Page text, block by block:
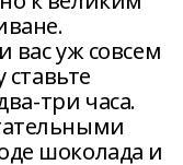
вас уж совсем
ставьте
три часа.
шоколада и